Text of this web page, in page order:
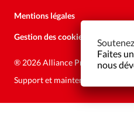
Mentions légales
Gestion des cookies
® 2026 Alliance Presse
Support et maintenance:
Faites
nous